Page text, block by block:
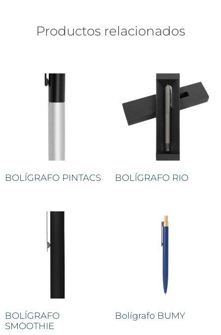
Productos relacionados
BOLÍGRAFO PINTACS BOLÍGRAFO RIO
BOLÍGRAFO
SMOOTHIE
Bolígrafo BUMY